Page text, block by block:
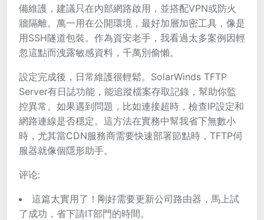
備維護，建議只在內部網路啟用，並搭配VPN或防火
牆隔離。萬一用在公開環境，最好加層加密工具，像是
用SSH隧道包裝。作為資安老手，我看過太多案例因輕
忽這點而洩露敏感資料，千萬別偷懶。
設定完成後，日常維護很輕鬆。SolarWinds TFTP
Server有日誌功能，能追蹤檔案存取記錄，幫助你監
控異常。如果遇到問題，比如連接超時，檢查IP設定和
網路連線是否穩定。這方法在實務中幫我省下無數小
時，尤其當CDN服務商需要快速部署節點時，TFTP伺
服器就像個隱形助手。
评论:
這篇太實用了！剛好需要更新公司路由器，馬上試
了成功，省下請IT部門的時間。